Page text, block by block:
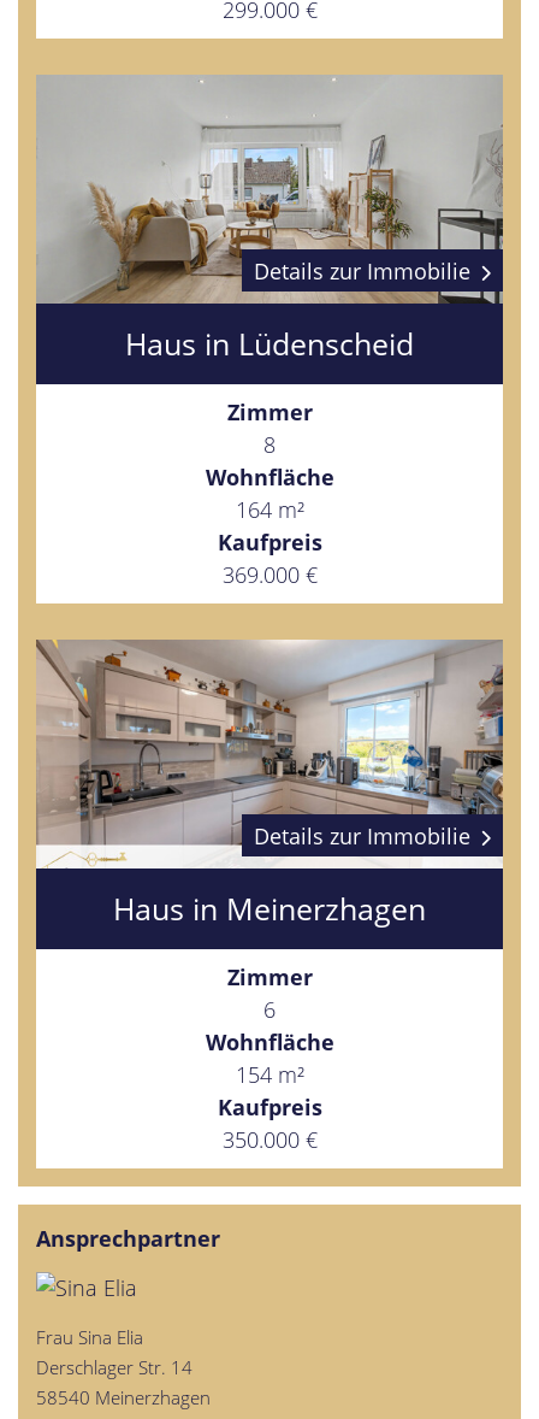
299.000 €
Details zur Immobilie
Haus in Lüdenscheid
Zimmer
8
Wohnfläche
164 m²
Kaufpreis
369.000 €
Details zur Immobilie
Haus in Meinerzhagen
Zimmer
6
Wohnfläche
154 m²
Kaufpreis
350.000 €
Ansprechpartner
Frau Sina Elia
Derschlager Str. 14
58540 Meinerzhagen